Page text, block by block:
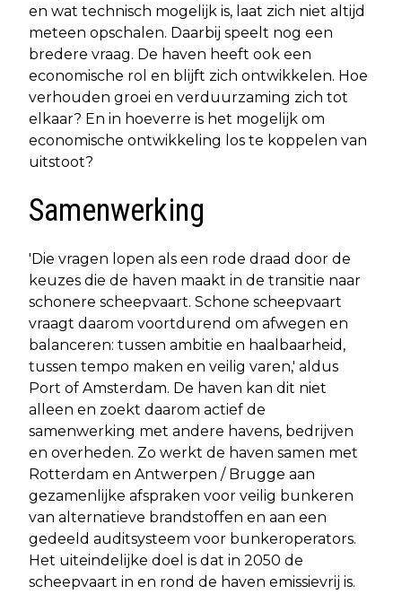
en wat technisch mogelijk is, laat zich niet altijd
meteen opschalen. Daarbij speelt nog een
bredere vraag. De haven heeft ook een
economische rol en blijft zich ontwikkelen. Hoe
verhouden groei en verduurzaming zich tot
elkaar? En in hoeverre is het mogelijk om
economische ontwikkeling los te koppelen van
uitstoot?
Samenwerking
'Die vragen lopen als een rode draad door de
keuzes die de haven maakt in de transitie naar
schonere scheepvaart. Schone scheepvaart
vraagt daarom voortdurend om afwegen en
balanceren: tussen ambitie en haalbaarheid,
tussen tempo maken en veilig varen,' aldus
Port of Amsterdam. De haven kan dit niet
alleen en zoekt daarom actief de
samenwerking met andere havens, bedrijven
en overheden. Zo werkt de haven samen met
Rotterdam en Antwerpen / Brugge aan
gezamenlijke afspraken voor veilig bunkeren
van alternatieve brandstoffen en aan een
gedeeld auditsysteem voor bunkeroperators.
Het uiteindelijke doel is dat in 2050 de
scheepvaart in en rond de haven emissievrij is.